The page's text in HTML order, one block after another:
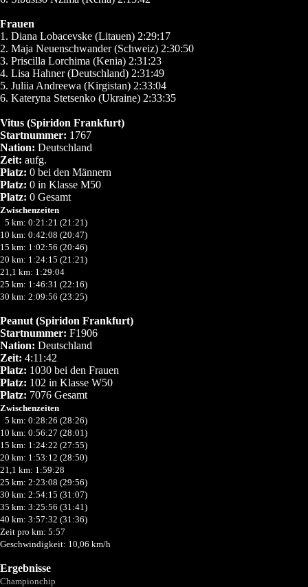
Frauen
1. Diana Lobacevske (Litauen) 2:29:17
2. Maja Neuenschwander (Schweiz) 2:30:50
3. Priscilla Lorchima (Kenia) 2:31:23
4. Lisa Hahner (Deutschland) 2:31:49
5. Juliia Andreewa (Kirgistan) 2:33:04
6. Kateryna Stetsenko (Ukraine) 2:33:35
Vitus (Spiridon Frankfurt)
Startnummer: 1767
Nation: Deutschland
Zeit: aufg.
Platz: 0 bei den Männern
Platz: 0 in Klasse M50
Platz: 0 Gesamt
Zwischenzeiten
5 km: 0:21:21 (21:21)
10 km: 0:42:08 (20:47)
15 km: 1:02:56 (20:46)
20 km: 1:24:15 (21:21)
21,1 km: 1:29:04
25 km: 1:46:31 (22:16)
30 km: 2:09:56 (23:25)
Peanut (Spiridon Frankfurt)
Startnummer: F1906
Nation: Deutschland
Zeit: 4:11:42
Platz: 1030 bei den Frauen
Platz: 102 in Klasse W50
Platz: 7076 Gesamt
Zwischenzeiten
5 km: 0:28:26 (28:26)
10 km: 0:56:27 (28:01)
15 km: 1:24:22 (27:55)
20 km: 1:53:12 (28:50)
21,1 km: 1:59:28
25 km: 2:23:08 (29:56)
30 km: 2:54:15 (31:07)
35 km: 3:25:56 (31:41)
40 km: 3:57:32 (31:36)
Zeit pro km: 5:57
Geschwindigkeit: 10,06 km/h
Ergebnisse
Championchip